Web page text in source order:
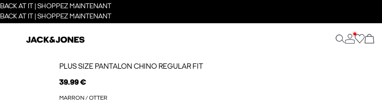
BACK AT IT | SHOPPEZ MAINTENANT
BACK AT IT | SHOPPEZ MAINTENANT
PLUS SIZE PANTALON CHINO REGULAR FIT
39.99 €
MARRON / OTTER